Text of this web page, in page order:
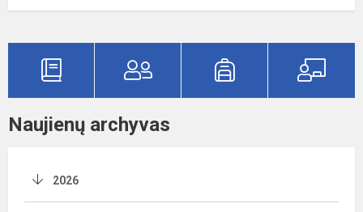
Naujienų archyvas
2026